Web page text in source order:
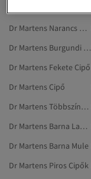
Dr Martens Narancs Cipő
Dr Martens Burgundi Cipők
Dr Martens Fekete Cipő
Dr Martens Cipő
Dr Martens Többszínű Lapos Cipő
Dr Martens Barna Lapos Cipő
Dr Martens Barna Mule
Dr Martens Piros Cipők